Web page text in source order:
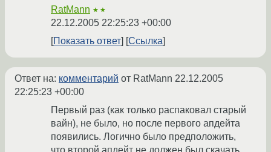
RatMann ★★
22.12.2005 22:25:23 +00:00
Показать ответ
Ссылка
Ответ на: комментарий от RatMann 22.12.2005
22:25:23 +00:00
Первый раз (как только распаковал старый
вайн), не было, но после первого апдейта
появились. Логично было предположить,